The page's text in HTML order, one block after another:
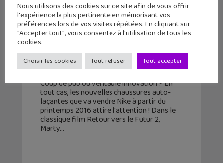
2015 Nike Mag : les chaussures
auto-laçantes de Retour vers le
Futur !
26 octobre 2015
Coup de pub ou véritable innovation ? En
tout cas, les nouvelles chaussures auto-
laçantes que va vendre Nike à partir du
printemps 2016 attire l'attention ! Dans le
classique film Retour vers le Futur 2,
Marty
Nous utilisons des cookies sur ce site afin de vous offrir
l'expérience la plus pertinente en mémorisant vos
préférences lors de vos visites répétées. En cliquant sur
"Accepter tout", vous consentez à l'utilisation de tous les
cookies.
Choisir les cookies Tout refuser Tout accepter